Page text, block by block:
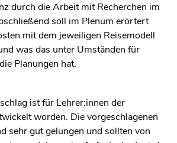
durch die Arbeit mit Recherchen im
soll im Plenum erörtert
mit dem jeweiligen Reisemodell
was das unter Umständen für
Planungen hat.
ist für Lehrer:innen der
worden. Die vorgeschlagenen
sehr gut gelungen und sollten von